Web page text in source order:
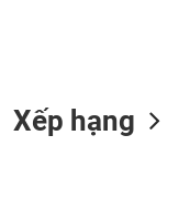
Xếp hạng
CHĂM